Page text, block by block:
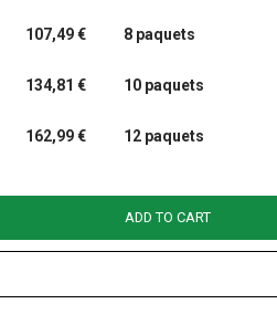
107,49 € 8 paquets
134,81 € 10 paquets
162,99 € 12 paquets
ADD TO CART